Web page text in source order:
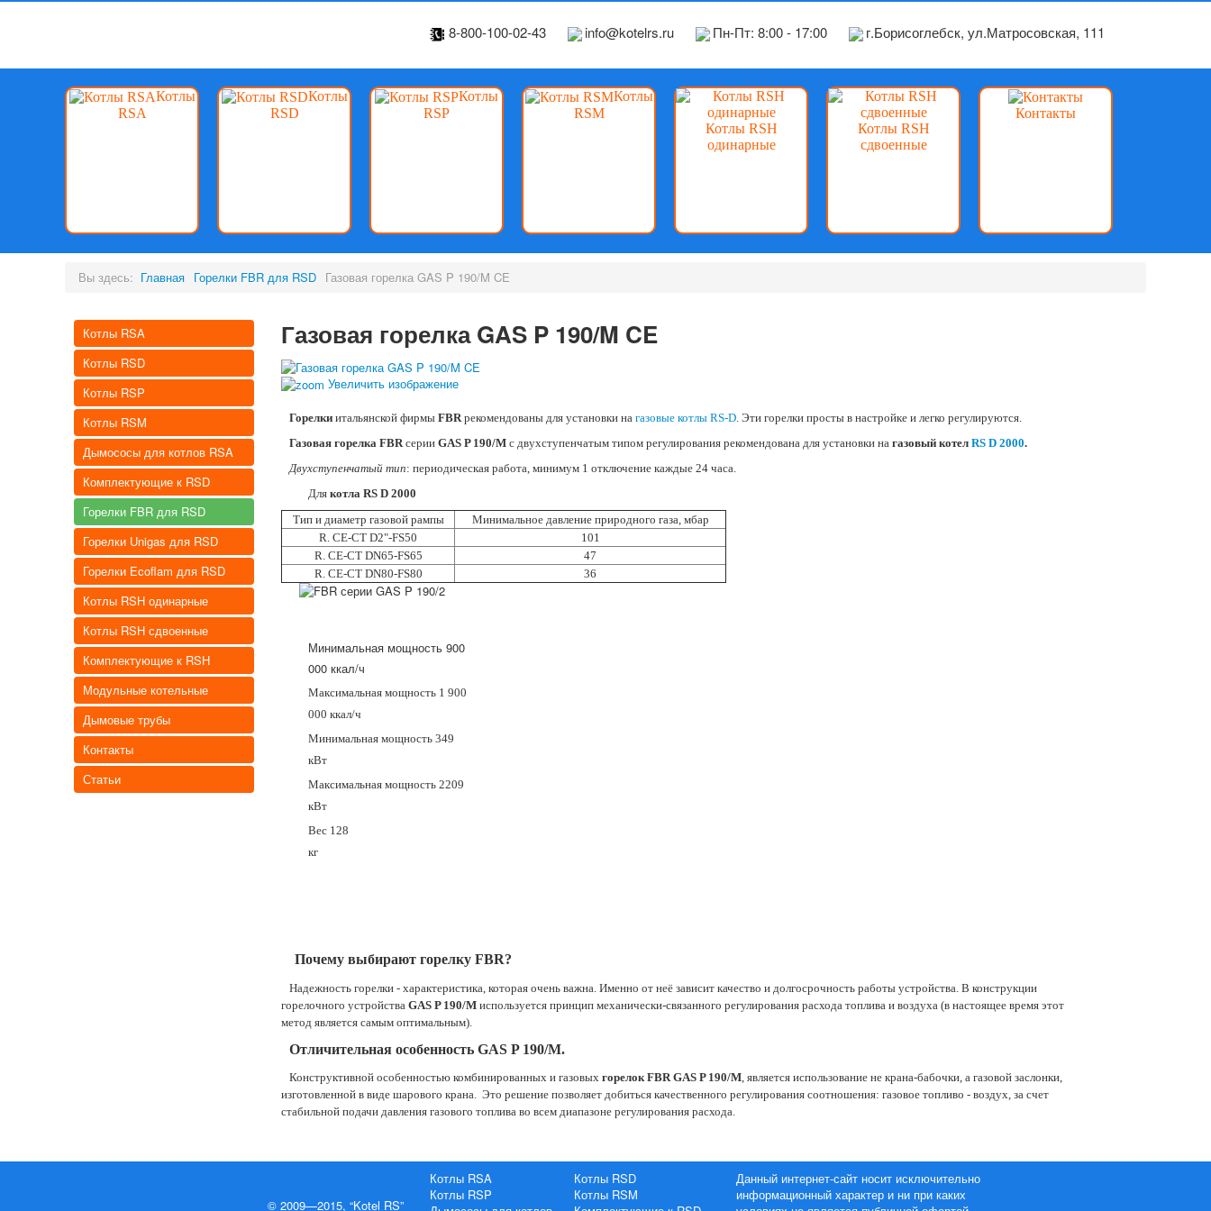
8-800-100-02-43 info@kotelrs.ru Пн-Пт: 8:00 - 17:00 г.Борисоглебск, ул.Матросовская, 111
Котлы
RSA
Котлы
RSD
Котлы
RSP
Котлы
RSM
Котлы RSH
одинарные
Котлы RSH
сдвоенные
Контакты
Вы здесь: Главная Горелки FBR для RSD Газовая горелка GAS P 190/M CE
Котлы RSA
Котлы RSD
Котлы RSP
Котлы RSM
Дымососы для котлов RSA
Комплектующие к RSD
Горелки FBR для RSD
Горелки Unigas для RSD
Горелки Ecoflam для RSD
Котлы RSH одинарные
Котлы RSH сдвоенные
Комплектующие к RSH
Модульные котельные
Дымовые трубы
Контакты
Статьи
Газовая горелка GAS P 190/M CE
Увеличить изображение
Горелки итальянской фирмы FBRрекомендованы для установки на газовые котлы RS-D. Эти горелки просты в настройке и легко регулируются.
Газовая горелка FBRсерии GAS P 190/M с двухступенчатым типом регулирования рекомендована для установки на газовый котел RS D 2000.
Двухступенчатый тип: периодическая работа, минимум 1 отключение каждые 24 часа.
Для котла RS D 2000
Тип и диаметр газовой рампы
Минимальное давление природного газа, мбар
R. CE-CT D2"-FS50
101
R. CE-CT DN65-FS65
47
R. CE-CT DN80-FS80
36
Минимальная мощность 900
000 ккал/ч
Максимальная мощность 1 900
000 ккал/ч
Минимальная мощность 349
кВт
Максимальная мощность 2209
кВт
Вес 128
кг
Почему выбирают горелку FBR?
Надежность горелки - характеристика, которая очень важна. Именно от неё зависит качество и долгосрочность работы устройства. В конструкции
горелочного устройства GAS P 190/M используется принцип механически-связанного регулирования расхода топлива и воздуха (в настоящее время этот
метод является самым оптимальным).
Отличительная особенность GAS P 190/M.
Конструктивной особенностью комбинированных и газовых горелок FBR GAS P 190/M, является использование не крана-бабочки, а газовой заслонки,
изготовленной в виде шарового крана. Это решение позволяет добиться качественного регулирования соотношения: газовое топливо - воздух, за счет
стабильной подачи давления газового топлива во всем диапазоне регулирования расхода.
© 2009—2015, “Kotel RS”
Котлы RSA
Котлы RSD
Котлы RSP
Котлы RSM
Данный интернет-сайт носит исключительно
информационный характер и ни при каких